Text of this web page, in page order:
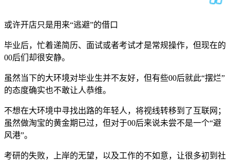
或许开店只是用来“逃避”的借口
毕业后，忙着递简历、面试或者考试才是常规操作，但现在的
00后们却很安静。
虽然当下的大环境对毕业生并不友好，但有些00后就此“摆烂”
的态度确实也不敢让人恭维。
不想在大环境中寻找出路的年轻人，将视线转移到了互联网；
虽然做淘宝的黄金期已过，但对于00后来说未尝不是一个“避
风港”。
考研的失败，上岸的无望，以及工作的不如意，让很多初到社